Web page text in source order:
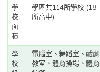
學
校
面
積
學區共114所學校 (18
所高中)
學
校
電腦室、舞蹈室、戲劇
教室、體育操場、體育